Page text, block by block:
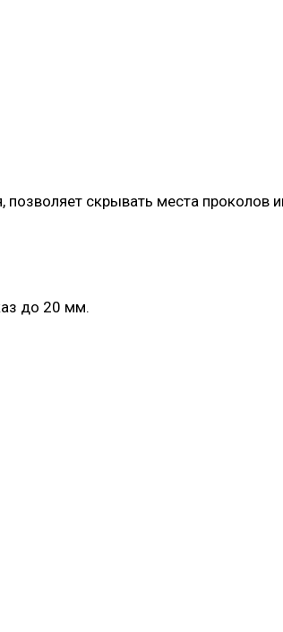
скрывать места проколов
до 20 мм.